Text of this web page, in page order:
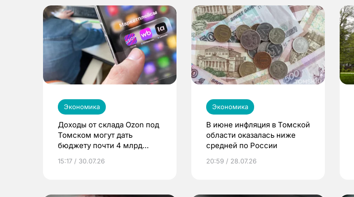
Экономика
Доходы от склада Ozon под
Томском могут дать
бюджету почти 4 млрд
15:17 / 30.07.26
Экономика
В июне инфляция в Томской
области оказалась ниже
средней по России
20:59 / 28.07.26